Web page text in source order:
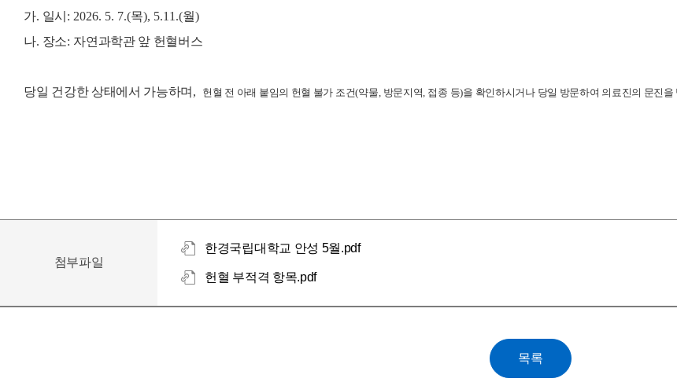
가. 일시 : 2026. 5. 7.(목), 5.11.(월)
나. 장소: 자연과학관 앞 헌혈버스
당일 건강한 상태에서 가능하며 , 헌혈 전 아래 붙임의 헌혈 불가 조건(약물, 방문지역, 접종 등)을 확인하시거나 당일 방문하여 의료진의 문진
첨부파일
한경국립대학교 안성 5월.pdf
헌혈 부적격 항목.pdf